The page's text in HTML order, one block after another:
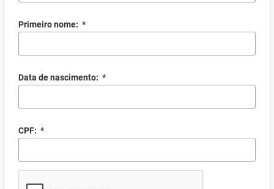
Primeiro nome: *
Data de nascimento: *
CPF: *